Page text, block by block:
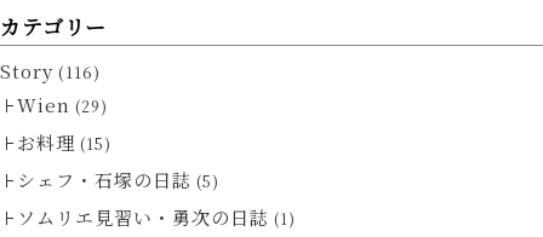
カテゴリー
Story (116)
Wien (29)
お料理 (15)
シェフ・石塚の日誌 (5)
ソムリエ見習い・勇次の日誌 (1)